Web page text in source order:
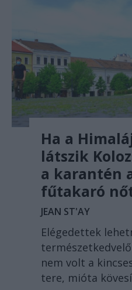
Ha a
látszik
a karantén
fűtakaró
JEAN ST'AY
Elégedettek
nem volt a
tere, mióta